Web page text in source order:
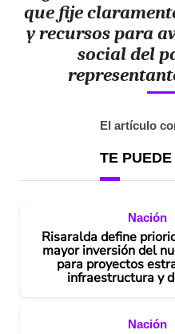
que fije
y recursos para
social del
El artículo
TE
Nación
Risaralda define
mayor inversión del
para proyectos
infraestructura y
Nación